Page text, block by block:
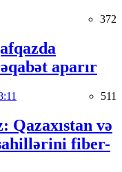
372
aparır
511
Qazaxıstan və
fiber-